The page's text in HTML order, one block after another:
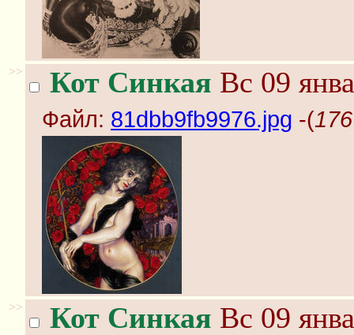
>> Кот Синкая Вс 09
Файл: 81dbb9fb9976.jpg -(
>> Кот Синкая Вс 09